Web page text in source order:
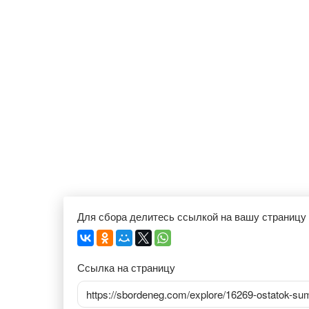
Для сбора делитесь ссылкой на вашу страницу
Ссылка на страницу
https://sbordeneg.com/explore/16269-ostatok-